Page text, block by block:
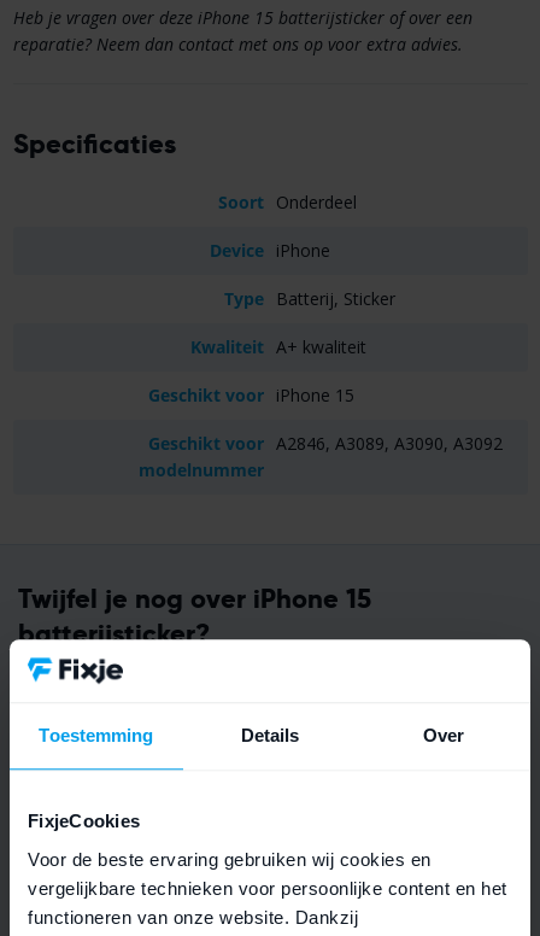
Toestemming Details Over
FixjeCookies
Voor de beste ervaring gebruiken wij cookies en
vergelijkbare technieken voor persoonlijke content en het
functioneren van onze website. Dankzij
Twijfel je nog over iPhone 15
batterijsticker?
Heb je vragen over deze iPhone 15 batterijsticker of over een
reparatie? Neem dan contact met ons op voor extra advies.
Specificaties
Soort Onderdeel
Device iPhone
Type Batterij, Sticker
Kwaliteit A+ kwaliteit
Geschikt voor iPhone 15
Geschikt voor
modelnummer
A2846, A3089, A3090, A3092